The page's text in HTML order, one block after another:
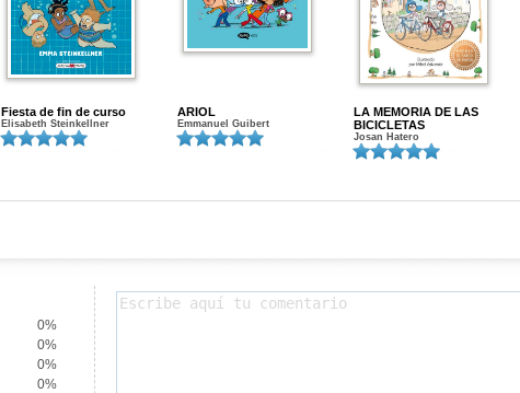
Fiesta de fin de curso
Elisabeth Steinkellner
ARIOL
Emmanuel Guibert
LA MEMORIA DE LAS
BICICLETAS
Josan Hatero
0%
0%
0%
0%